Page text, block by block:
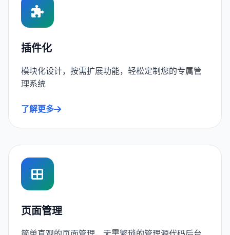
插件化
模块化设计，按需扩展功能，轻松定制您的专属管
理系统
了解更多
页面管理